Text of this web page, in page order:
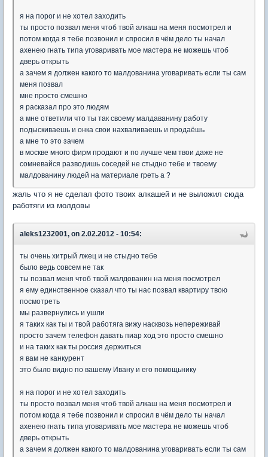
я на порог и не хотел заходить
ты просто позвал меня чтоб твой алкаш на меня посмотрел и
потом когда я тебе позвонил и спросил в чём дело ты начал
ахенею гнать типа уговаривать мое мастера не можешь чтоб
дверь открыть
а зачем я должен какого то малдованина уговаривать если ты сам
меня позвал
мне просто смешно
я расказал про это людям
а мне ответили что ты так своему малдаванину работу
подыскиваешь и онка свои нахваливаешь и продаёшь
а мне то это зачем
в москве много фирм продают и по лучше чем твои даже не
сомневайся разводишь соседей не стыдно тебе и твоему
малдованину людей на материале греть а ?
жаль что я не сделал фото твоих алкашей и не выложил сюда
работяги из молдовы
aleks1232001, on 2.02.2012 - 10:54:
ты очень хитрый лжец и не стыдно тебе
было ведь совсем не так
ты позвал меня чтоб твой малдованин на меня посмотрел
я ему единственное сказал что ты нас позвал квартиру твою
посмотреть
мы развернулись и ушли
я таких как ты и твой работяга вижу насквозь непереживай
просто зачем телефон давать пиар ход это просто смешно
и на таких как ты россия держиться
я вам не канкурент
это было видно по вашему Ивану и его помощьнику
я на порог и не хотел заходить
ты просто позвал меня чтоб твой алкаш на меня посмотрел и
потом когда я тебе позвонил и спросил в чём дело ты начал
ахенею гнать типа уговаривать мое мастера не можешь чтоб
дверь открыть
а зачем я должен какого то малдованина уговаривать если ты сам